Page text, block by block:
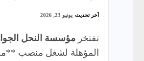
آخر تحديث يونيو 23, 2026
تفتخر مؤسسة النحل
المؤهلة لشغل منصب